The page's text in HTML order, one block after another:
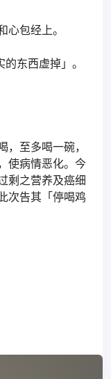
包经上。
东西虚掉」。
至多喝一碗，
使病情恶化。今
剩之营养及癌细
次告其「停喝鸡